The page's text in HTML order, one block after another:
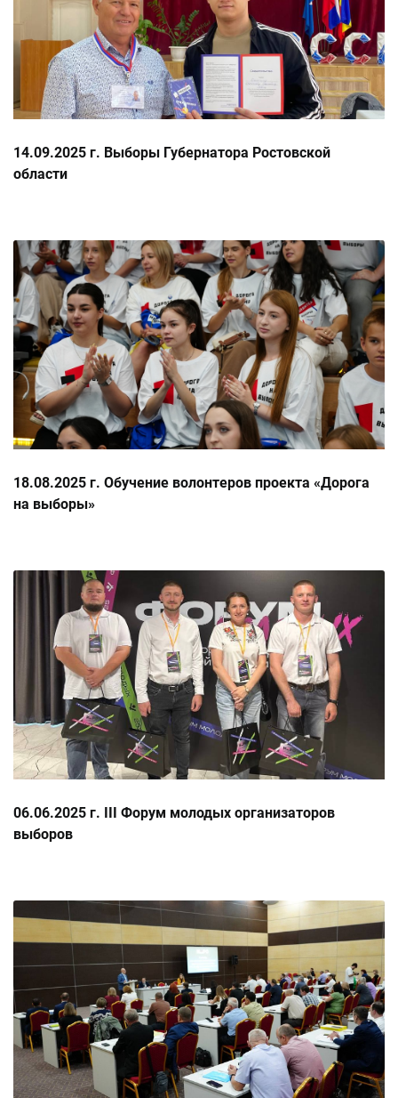
14.09.2025 г. Выборы Губернатора Ростовской
области
18.08.2025 г. Обучение волонтеров проекта «Дорога
на выборы»
06.06.2025 г. III Форум молодых организаторов
выборов